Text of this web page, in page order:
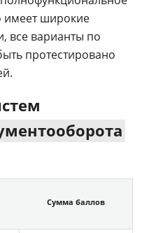
имеет широкие
все варианты по
протестировано
Сумма баллов